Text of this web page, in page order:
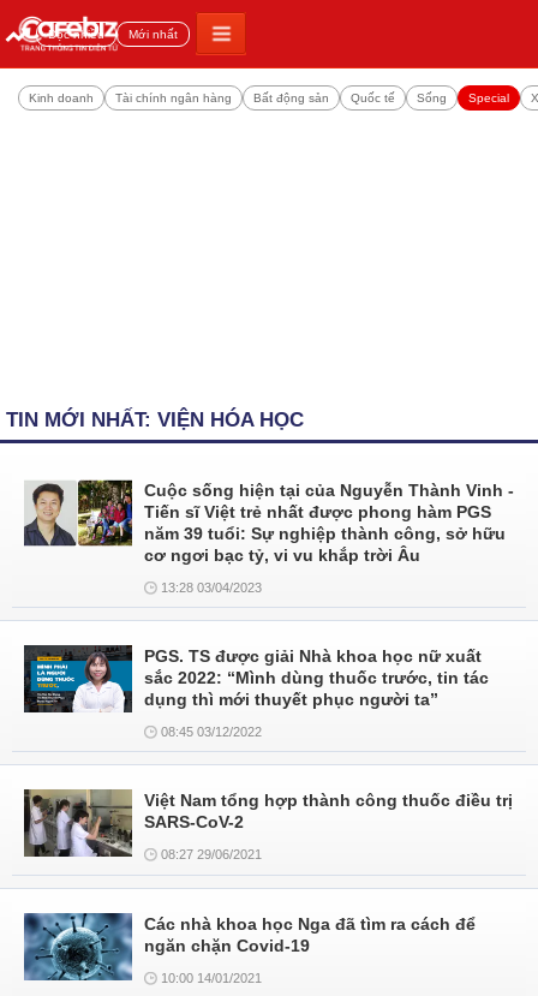
Đọc nhiều Mới nhất
Kinh doanh Tài chính ngân hàng Bất động sản Quốc tế Sống Special
TIN MỚI NHẤT: VIỆN HÓA HỌC
Cuộc sống hiện tại của Nguyễn Thành Vinh -
Tiến sĩ Việt trẻ nhất được phong hàm PGS
năm 39 tuổi: Sự nghiệp thành công, sở hữu
cơ ngơi bạc tỷ, vi vu khắp trời Âu
13:28 03/04/2023
PGS. TS được giải Nhà khoa học nữ xuất
sắc 2022: “Mình dùng thuốc trước, tin tác
dụng thì mới thuyết phục người ta”
08:45 03/12/2022
Việt Nam tổng hợp thành công thuốc điều trị
SARS-CoV-2
08:27 29/06/2021
Các nhà khoa học Nga đã tìm ra cách để
ngăn chặn Covid-19
10:00 14/01/2021